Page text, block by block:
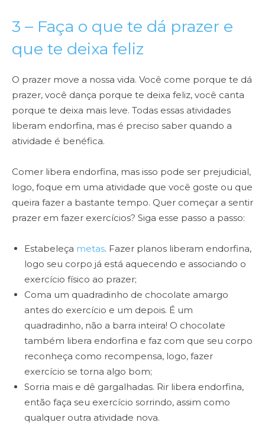
3 – Faça o que te dá prazer e
que te deixa feliz
O prazer move a nossa vida. Você come porque te dá
prazer, você dança porque te deixa feliz, você canta
porque te deixa mais leve. Todas essas atividades
liberam endorfina, mas é preciso saber quando a
atividade é benéfica.
Comer libera endorfina, mas isso pode ser prejudicial,
logo, foque em uma atividade que você goste ou que
queira fazer a bastante tempo. Quer começar a sentir
prazer em fazer exercícios? Siga esse passo a passo:
Estabeleça metas. Fazer planos liberam endorfina,
logo seu corpo já está aquecendo e associando o
exercício físico ao prazer;
Coma um quadradinho de chocolate amargo
antes do exercício e um depois. É um
quadradinho, não a barra inteira! O chocolate
também libera endorfina e faz com que seu corpo
reconheça como recompensa, logo, fazer
exercício se torna algo bom;
Sorria mais e dê gargalhadas. Rir libera endorfina,
então faça seu exercício sorrindo, assim como
qualquer outra atividade nova.